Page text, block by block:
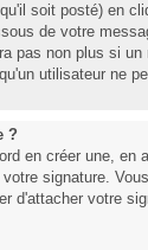
soit posté) en
de votre
pas non plus si
utilisateur ne
?
en créer une,
signature.
d'attacher votre